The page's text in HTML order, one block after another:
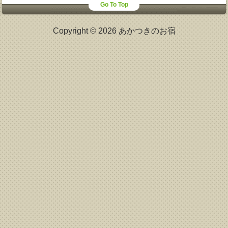
Go To Top
Copyright © 2026 あかつきのお宿